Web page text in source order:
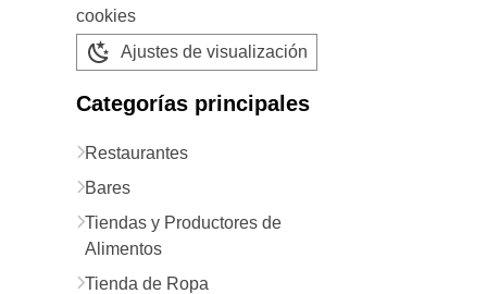
cookies
Ajustes de visualización
Categorías principales
Restaurantes
Bares
Tiendas y Productores de
Alimentos
Tienda de Ropa